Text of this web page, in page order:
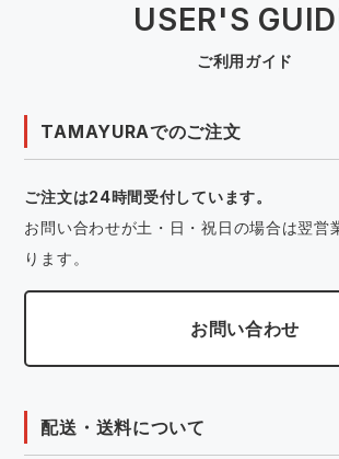
USER'S
ご利用ガイド
TAMAYURAでのご注文
ご注文は24時間受付しています。
お問い合わせが土・日・祝日の場合は翌営
ります。
お問い合わせ
配送・送料について